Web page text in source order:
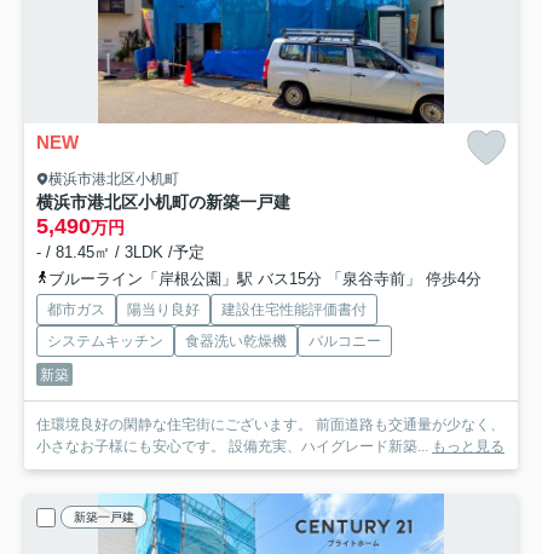
NEW
横浜市港北区小机町
横浜市港北区小机町の新築一戸建
5,490万円
- / 81.45㎡ / 3LDK /予定
ブルーライン「岸根公園」駅 バス15分 「泉谷寺前」 停歩4分
都市ガス 陽当り良好
建設住宅性能評価書付
システムキッチン
食器洗い乾燥機
バルコニー
新築
住環境良好の閑静な住宅街にございます。 前面道路も交通量が少なく、
小さなお子様にも安心です。 設備充実、ハイグレード新築... もっと見る
新築一戸建